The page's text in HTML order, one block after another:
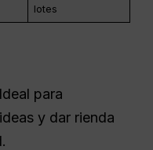
lotes
para
y dar rienda